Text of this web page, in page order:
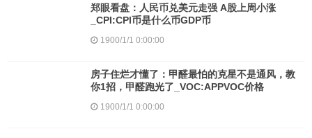
郑眼看盘：人民币兑美元走强 A股上周小涨
_CPI:CPI币是什么币GDP币
1900/1/1 0:00:00
房子住烂才懂了：甲醛最怕的克星不是通风，教
你1招，甲醛跑光了_VOC:APPVOC价格
1900/1/1 0:00:00